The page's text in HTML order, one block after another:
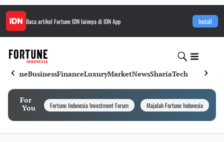
Baca artikel Fortune IDNlainnya di IDN App Install
HomeBusinessFinanceLuxuryMarketNewsShariaTech
For
You
Fortune Indonesia Investment Forum Majalah Fortune Indonesia